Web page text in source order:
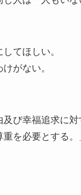
てほしい。
がない。
び幸福追求に
を必要とする。